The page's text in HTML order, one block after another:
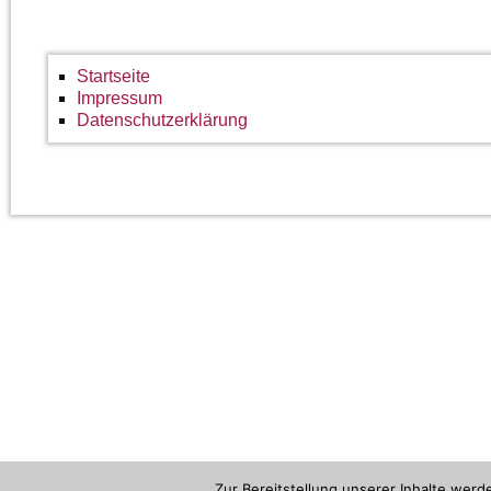
Startseite
Impressum
Datenschutzerklärung